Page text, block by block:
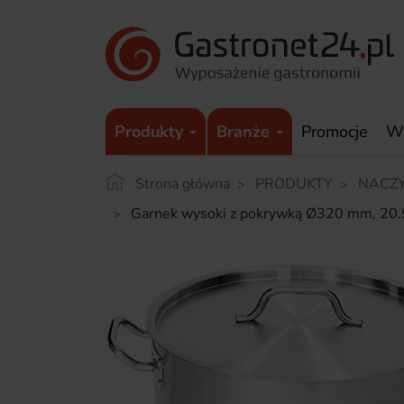
Produkty Branże Promocje
Strona główna PRODUKTY
Garnek wysoki z pokrywką Ø320 mm,